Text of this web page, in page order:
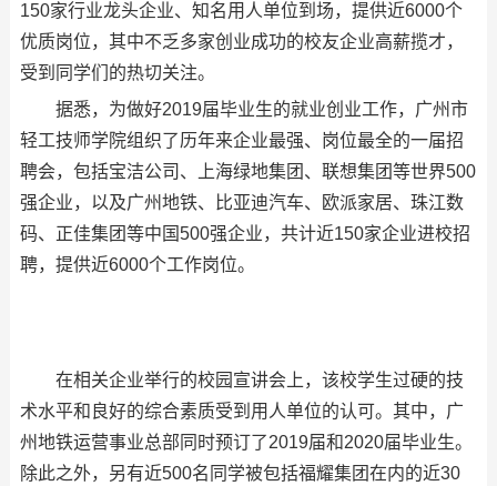
150家行业龙头企业、知名用人单位到场，提供近6000个
优质岗位，其中不乏多家创业成功的校友企业高薪揽才，
受到同学们的热切关注。
据悉，为做好2019届毕业生的就业创业工作，广州市
轻工技师学院组织了历年来企业最强、岗位最全的一届招
聘会，包括宝洁公司、上海绿地集团、联想集团等世界500
强企业，以及广州地铁、比亚迪汽车、欧派家居、珠江数
码、正佳集团等中国500强企业，共计近150家企业进校招
聘，提供近6000个工作岗位。
在相关企业举行的校园宣讲会上，该校学生过硬的技
术水平和良好的综合素质受到用人单位的认可。其中，广
州地铁运营事业总部同时预订了2019届和2020届毕业生。
除此之外，另有近500名同学被包括福耀集团在内的近30